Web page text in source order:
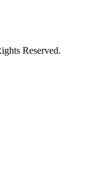
Reserved.